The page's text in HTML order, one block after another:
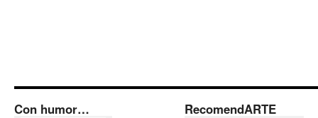
Con humor… RecomendARTE